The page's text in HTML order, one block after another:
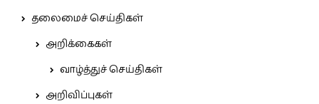
தலைமைச் செய்திகள்
அறிக்கைகள்
வாழ்த்துச் செய்திகள்
அறிவிப்புகள்